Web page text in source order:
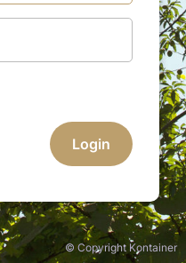
Login
© Copyright Kontainer